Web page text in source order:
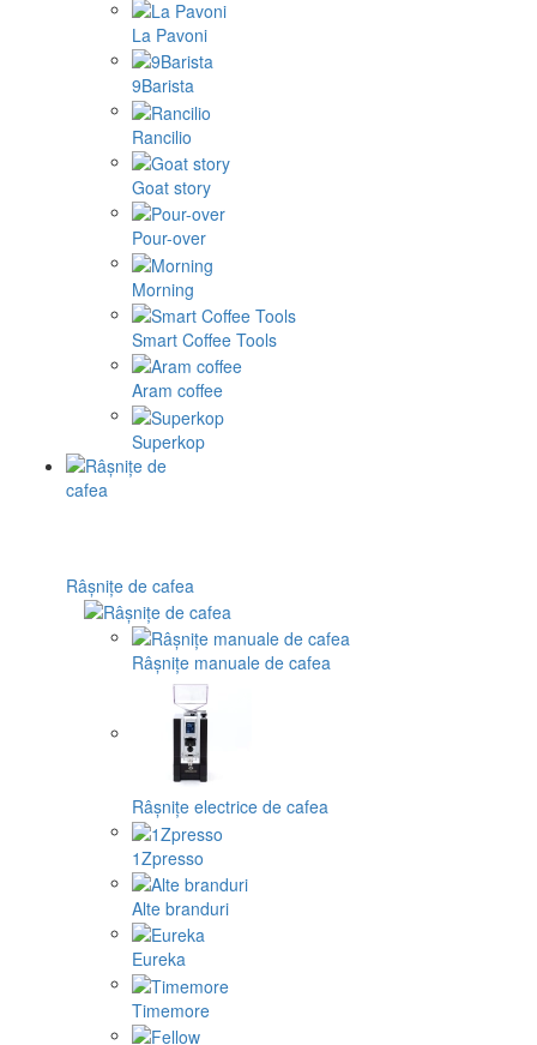
La Pavoni
9Barista
Rancilio
Goat story
Pour-over
Morning
Smart Coffee Tools
Aram coffee
Superkop
Râșnițe de cafea
Râșnițe manuale de cafea
Râșnițe electrice de cafea
1Zpresso
Alte branduri
Eureka
Timemore